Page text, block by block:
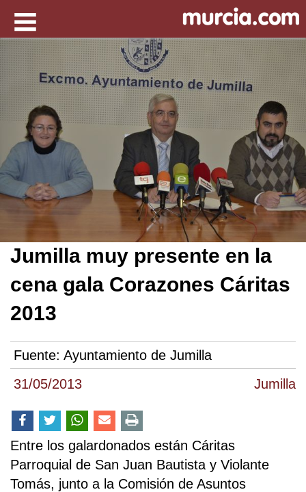
31/05/2013 Jumilla
Jumilla muy presente en la
cena gala Corazones Cáritas
2013
Fuente: Ayuntamiento de Jumilla
Entre los galardonados están Cáritas
Parroquial de San Juan Bautista y Violante
Tomás, junto a la Comisión de Asuntos